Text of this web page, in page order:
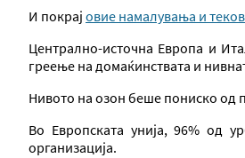
И покрај овие намалувања и
Централно-источна Европа и
греење на домаќинствата и
Нивото на озон беше пониско од
Во Европската унија, 96% од
организација.